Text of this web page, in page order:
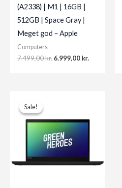
(A2338) | M1 | 16GB |
512GB | Space Gray |
Meget god – Apple
Computers
7.499,00kr. Original
6.999,00 kr.
Sale!
Sale!